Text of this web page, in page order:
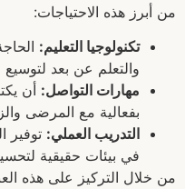
من أبرز هذه الاحتياجات:
تكنولوجيا التعليم:
والتعلم عن بعد
مهارات التواصل: أن
بفعالية مع المرضى
التدريب العملي: توفير
في بيئات حقيقية
من خلال التركيز على هذه